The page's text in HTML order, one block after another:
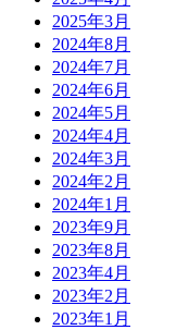
2025年3月
2024年8月
2024年7月
2024年6月
2024年5月
2024年4月
2024年3月
2024年2月
2024年1月
2023年9月
2023年8月
2023年4月
2023年2月
2023年1月